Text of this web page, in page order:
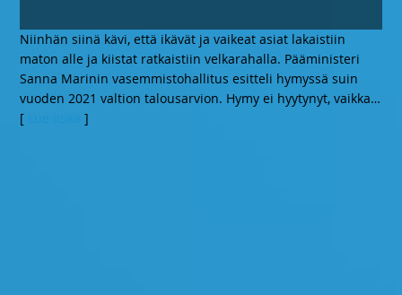
Niinhän siinä kävi, että ikävät ja vaikeat asiat lakaistiin
maton alle ja kiistat ratkaistiin velkarahalla. Pääministeri
Sanna Marinin vasemmistohallitus esitteli hymyssä suin
vuoden 2021 valtion talousarvion. Hymy ei hyytynyt, vaikka…
[
]